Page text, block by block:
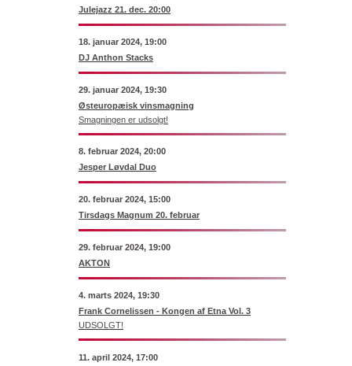
Julejazz 21. dec. 20:00
18. januar 2024, 19:00
DJ Anthon Stacks
29. januar 2024, 19:30
Østeuropæisk vinsmagning
Smagningen er udsolgt!
8. februar 2024, 20:00
Jesper Løvdal Duo
20. februar 2024, 15:00
Tirsdags Magnum 20. februar
29. februar 2024, 19:00
AKTON
4. marts 2024, 19:30
Frank Cornelissen - Kongen af Etna Vol. 3
UDSOLGT!
11. april 2024, 17:00